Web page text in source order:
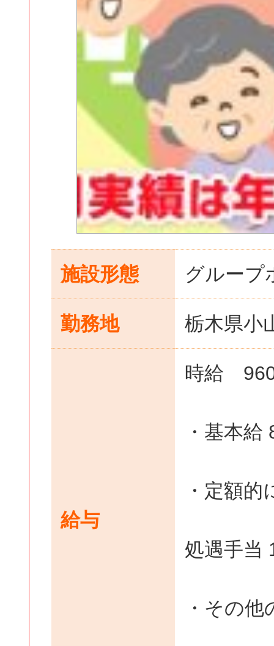
施設形態 グループ
勤務地 栃木県小
給与
時給
・基本給
・定額
処遇手当
・その